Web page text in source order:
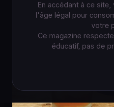
En accédant à ce
l'âge légal pour
votre
Ce magazine
éducatif, pas de